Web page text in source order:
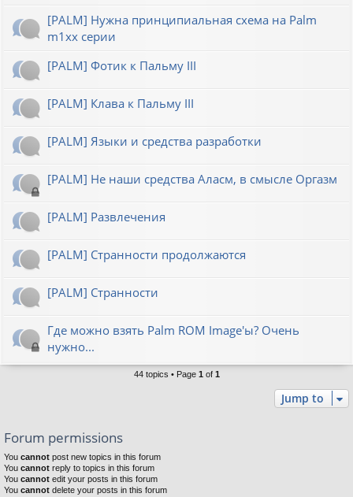
[PALM] Нужна принципиальная схема на Palm
m1xx серии
[PALM] Фотик к Пальму III
[PALM] Клава к Пальму III
[PALM] Языки и средства разработки
[PALM] Не наши средства Аласм, в смысле Оргазм
[PALM] Развлечения
[PALM] Странности продолжаются
[PALM] Странности
Где можно взять Palm ROM Image'ы? Очень
нужно...
44 topics • Page 1 of 1
Jump to
Forum permissions
You cannot post new topics in this forum
You cannot reply to topics in this forum
You cannot edit your posts in this forum
You cannot delete your posts in this forum